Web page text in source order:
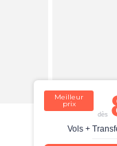
Meilleur
prix
dès
Vols +